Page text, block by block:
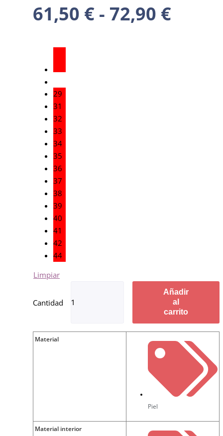
61,50 € - 72,90 €
29
31
32
33
34
35
36
37
38
39
40
41
42
44
Limpiar
Añadir
al
carrito
Material
Piel
Material interior